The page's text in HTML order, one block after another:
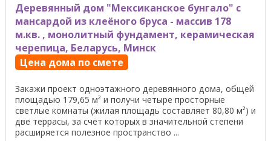
Деревянный дом "Мексиканское бунгало" с
мансардой из клеёного бруса - массив 178
м.кв. , монолитный фундамент, керамическая
черепица, Беларусь, Минск
Цена дома по смете
Закажи проект одноэтажного деревянного дома, общей
площадью 179,65 м² и получи четыре просторные
светлые комнаты (жилая площадь составляет 80,80 м²) и
две террасы, за счёт которых в значительной степени
расширяется полезное пространство ...